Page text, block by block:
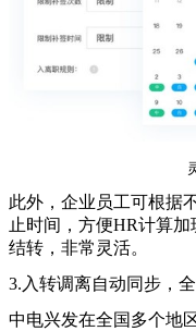
此外，企业员工可根据
止时间，方便HR计算
结转，非常灵活。
3.入转调离自动同步，
中电兴发在全国多个地